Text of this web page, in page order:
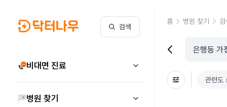
검색
비대면 진료
병원 찾기
홈 병원 찾기
관련도